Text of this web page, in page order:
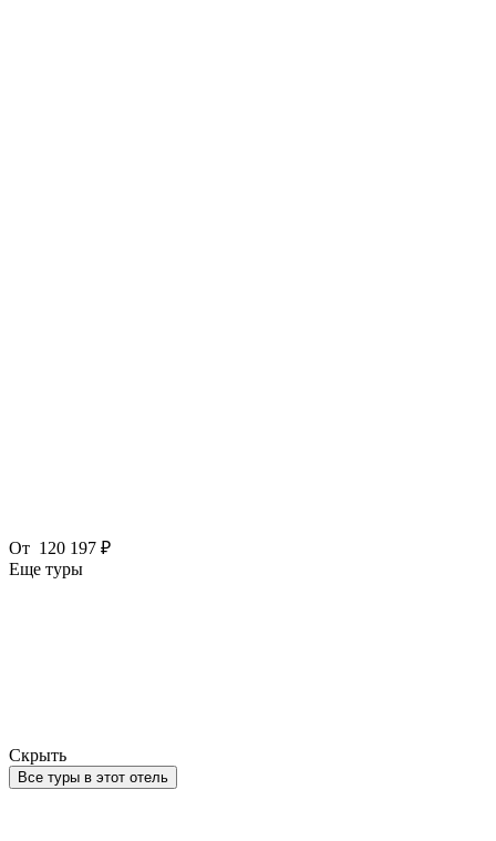
От 120 197 ₽
Еще туры
Скрыть
Все туры в этот отель